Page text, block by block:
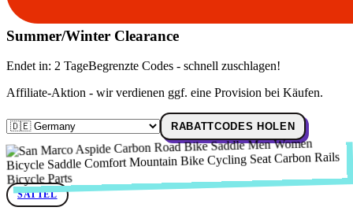
Summer/Winter Clearance
Endet in: 2 TageBegrenzte Codes - schnell zuschlagen!
Affiliate-Aktion - wir verdienen ggf. eine Provision bei Käufen.
RABATTCODES HOLEN
SATTEL